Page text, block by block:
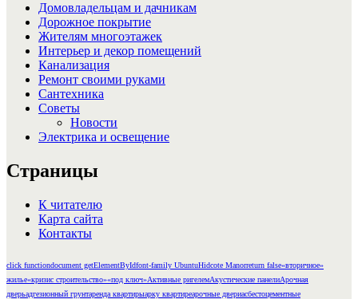
Домовладельцам и дачникам
Дорожное покрытие
Жителям многоэтажек
Интерьер и декор помещений
Канализация
Ремонт своими руками
Сантехника
Советы
Новости
Электрика и освещение
Страницы
К читателю
Карта сайта
Контакты
click functiondocument getElementByIdfont-family UbuntuHidcote Manorreturn false«вторичное»
жилье«кризис строительство»«под ключ»Активные ригелемАкустические панелиАрочная
дверьадгезионный грунтаренда квартирыарку квартиреарочные двериасбестоцементные